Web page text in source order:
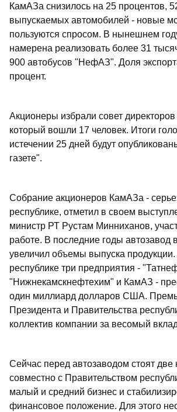
КамАЗа снизилось на 25 процентов,
выпускаемых автомобилей - новые
пользуются спросом. В нынешнем
намерена реализовать более 31
900 автобусов "НефАЗ". Доля
процент.
Акционеры избрали совет
который вошли 17 человек. Итоги
истечении 25 дней будут
газете".
Собрание акционеров КамАЗа -
республике, отметил в своем
министр РТ Рустам Минниханов,
работе. В последние годы автозавод
увеличил объемы выпуска продукции.
республике три предприятия -
"Нижнекамскнефтехим" и КамАЗ -
один миллиард долларов США.
Президента и Правительства
коллектив компании за весомый
Сейчас перед автозаводом стоят две
совместно с Правительством
малый и средний бизнес и
финансовое положение. Для этого